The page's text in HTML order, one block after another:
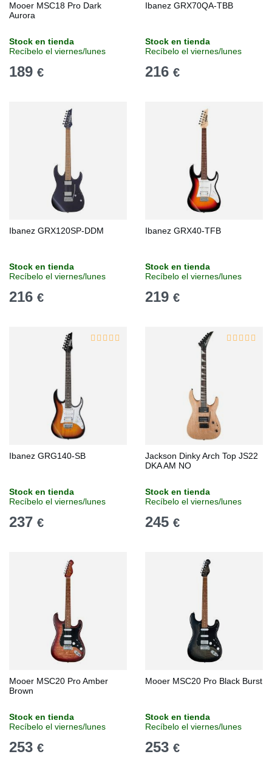
Mooer MSC18 Pro Dark
Aurora
Stock en tienda
Recíbelo el viernes/lunes
189 €
Ibanez GRX70QA-TBB
Stock en tienda
Recíbelo el viernes/lunes
216 €
Ibanez GRX120SP-DDM
Stock en tienda
Recíbelo el viernes/lunes
216 €
Ibanez GRX40-TFB
Stock en tienda
Recíbelo el viernes/lunes
219 €
Ibanez GRG140-SB
Stock en tienda
Recíbelo el viernes/lunes
237 €
Jackson Dinky Arch Top JS22
DKA AM NO
Stock en tienda
Recíbelo el viernes/lunes
245 €
Mooer MSC20 Pro Amber
Brown
Stock en tienda
Recíbelo el viernes/lunes
253 €
Mooer MSC20 Pro Black Burst
Stock en tienda
Recíbelo el viernes/lunes
253 €